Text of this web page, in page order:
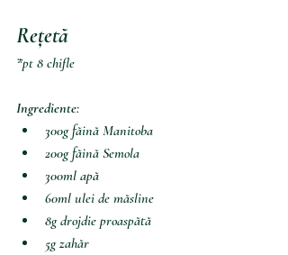
Rețetă
*pt 8 chifle
Ingrediente:
300g făină Manitoba
200g făină Semola
300ml apă
60ml ulei de măsline
8g drojdie proaspătă
5g zahăr